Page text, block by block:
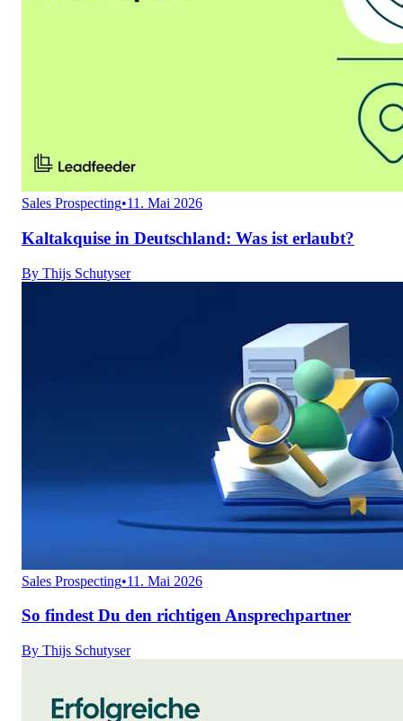
Sales Prospecting•11. Mai 2026
Kaltakquise in Deutschland: Was ist erlaubt?
By Thijs Schutyser
Sales Prospecting•11. Mai 2026
So findest Du den richtigen Ansprechpartner
By Thijs Schutyser